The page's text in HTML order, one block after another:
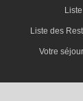
Liste des
Votre